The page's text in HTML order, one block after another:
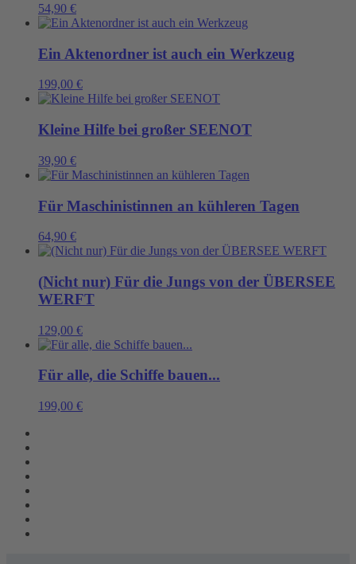
54,90 €
Ein Aktenordner ist auch ein Werkzeug
199,00 €
Kleine Hilfe bei großer SEENOT
39,90 €
Für Maschinistinnen an kühleren Tagen
64,90 €
(Nicht nur) Für die Jungs von der ÜBERSEE
WERFT
129,00 €
Für alle, die Schiffe bauen...
199,00 €